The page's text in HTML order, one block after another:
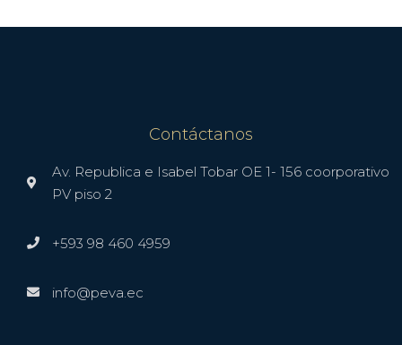
Contáctanos
Av. Republica e Isabel Tobar OE 1- 156 coorporativo
PV piso 2
+593 98 460 4959
info@peva.ec